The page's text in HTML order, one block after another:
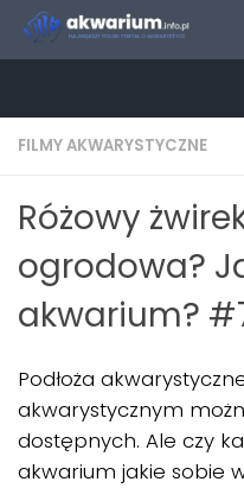
Skip to content
FILMY AKWARYSTYCZNE
Różowy
ogrodowa?
akwarium?
Podłoża
akwarystycznym
dostępnych. Ale czy
akwarium jakie sobie